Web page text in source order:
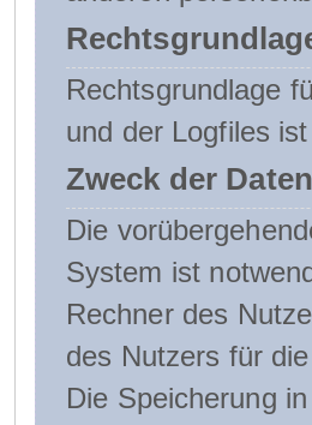
Rechtsgrundlage
und der Logfiles
Zweck der
Die
System ist
Rechner des
des Nutzers für
Die Speicherung